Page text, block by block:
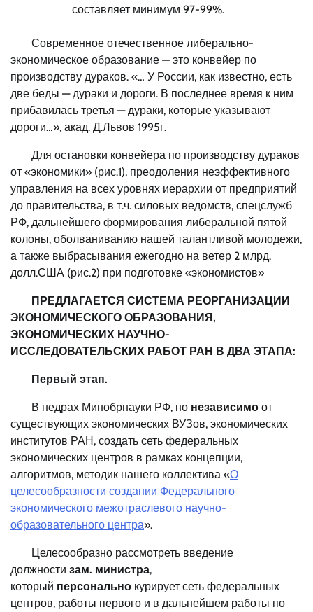
составляет минимум 97-99%.
Современное отечественное либерально-
экономическое образование — это конвейер по
производству дураков. «… У России, как известно, есть
две беды — дураки и дороги. В последнее время к ним
прибавилась третья — дураки, которые указывают
дороги…», акад. Д.Львов 1995г.
Для остановки конвейера по производству дураков
от «экономики» (рис.1), преодоления неэффективного
управления на всех уровнях иерархии от предприятий
до правительства, в т.ч. силовых ведомств, спецслужб
РФ, дальнейшего формирования либеральной пятой
колоны, оболваниванию нашей талантливой молодежи,
а также выбрасывания ежегодно на ветер 2 млрд.
долл.США (рис.2) при подготовке «экономистов»
ПРЕДЛАГАЕТСЯ СИСТЕМА РЕОРГАНИЗАЦИИ
ЭКОНОМИЧЕСКОГО ОБРАЗОВАНИЯ,
ЭКОНОМИЧЕСКИХ НАУЧНО-
ИССЛЕДОВАТЕЛЬСКИХ РАБОТ РАН В ДВА ЭТАПА:
Первый этап.
В недрах Минобрнауки РФ, но независимо от
существующих экономических ВУЗов, экономических
институтов РАН, создать сеть федеральных
экономических центров в рамках концепции,
алгоритмов, методик нашего коллектива «О
целесообразности создании Федерального
экономического межотраслевого научно-
образовательного центра».
Целесообразно рассмотреть введение
должности зам. министра,
который персонально курирует сеть федеральных
центров, работы первого и в дальнейшем работы по